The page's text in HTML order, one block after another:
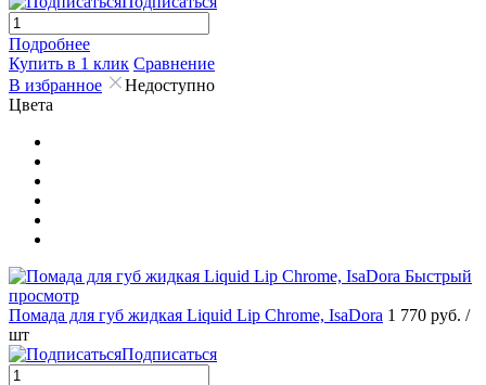
Подробнее
Купить в 1 клик Сравнение
В избранное
Недоступно
Цвета
Быстрый
просмотр
Помада для губ жидкая Liquid Lip Chrome, IsaDora 1 770 руб. /
шт
Подписаться